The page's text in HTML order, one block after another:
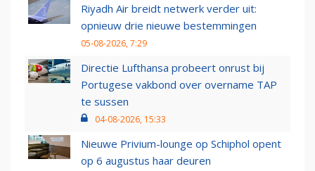
Riyadh Air breidt netwerk verder uit:
opnieuw drie nieuwe bestemmingen
05-08-2026, 7:29
Directie Lufthansa probeert onrust bij
Portugese vakbond over overname TAP
te sussen
04-08-2026, 15:33
Nieuwe Privium-lounge op Schiphol opent
op 6 augustus haar deuren